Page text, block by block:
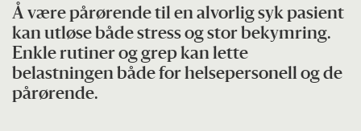
Å være pårørende til en alvorlig syk pasient
kan utløse både stress og stor bekymring.
Enkle rutiner og grep kan lette
belastningen både for helsepersonell og de
pårørende.